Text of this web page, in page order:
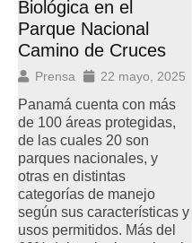
Biológica en el
Parque Nacional
Camino de Cruces
Prensa 22 mayo, 2025
Panamá cuenta con más
de 100 áreas protegidas,
de las cuales 20 son
parques nacionales, y
otras en distintas
categorías de manejo
según sus características y
usos permitidos. Más del